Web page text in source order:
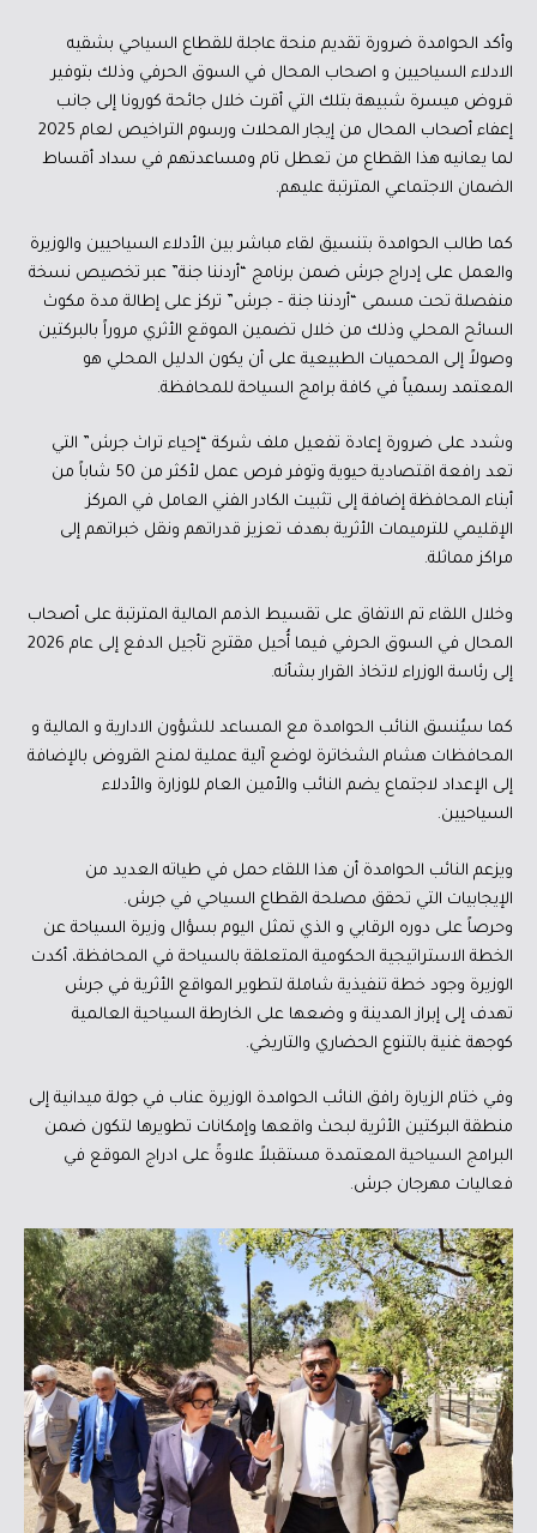
وأكد الحوامدة ضرورة تقديم منحة عاجلة للقطاع السياحي بشقيه
الادلاء السياحيين و اصحاب المحال في السوق الحرفي وذلك بتوفير
قروض ميسرة شبيهة بتلك التي أقرت خلال جائحة كورونا إلى جانب
إعفاء أصحاب المحال من إيجار المحلات ورسوم التراخيص لعام 2025
لما يعانيه هذا القطاع من تعطل تام ومساعدتهم في سداد أقساط
الضمان الاجتماعي المترتبة عليهم.
كما طالب الحوامدة بتنسيق لقاء مباشر بين الأدلاء السياحيين والوزيرة
والعمل على إدراج جرش ضمن برنامج “أردننا جنة” عبر تخصيص نسخة
منفصلة تحت مسمى “أردننا جنة – جرش” تركز على إطالة مدة مكوث
السائح المحلي وذلك من خلال تضمين الموقع الأثري مروراً بالبركتين
وصولاً إلى المحميات الطبيعية على أن يكون الدليل المحلي هو
المعتمد رسمياً في كافة برامج السياحة للمحافظة.
وشدد على ضرورة إعادة تفعيل ملف شركة “إحياء تراث جرش” التي
تعد رافعة اقتصادية حيوية وتوفر فرص عمل لأكثر من 50 شاباً من
أبناء المحافظة إضافة إلى تثبيت الكادر الفني العامل في المركز
الإقليمي للترميمات الأثرية بهدف تعزيز قدراتهم ونقل خبراتهم إلى
مراكز مماثلة.
وخلال اللقاء تم الاتفاق على تقسيط الذمم المالية المترتبة على أصحاب
المحال في السوق الحرفي فيما أُحيل مقترح تأجيل الدفع إلى عام 2026
إلى رئاسة الوزراء لاتخاذ القرار بشأنه.
كما سيُنسق النائب الحوامدة مع المساعد للشؤون الادارية و المالية و
المحافظات هشام الشخاترة لوضع آلية عملية لمنح القروض بالإضافة
إلى الإعداد لاجتماع يضم النائب والأمين العام للوزارة والأدلاء
السياحيين.
ويزعم النائب الحوامدة أن هذا اللقاء حمل في طياته العديد من
الإيجابيات التي تحقق مصلحة القطاع السياحي في جرش.
وحرصاً على دوره الرقابي و الذي تمثل اليوم بسؤال وزيرة السياحة عن
الخطة الاستراتيجية الحكومية المتعلقة بالسياحة في المحافظة، أكدت
الوزيرة وجود خطة تنفيذية شاملة لتطوير المواقع الأثرية في جرش
تهدف إلى إبراز المدينة و وضعها على الخارطة السياحية العالمية
كوجهة غنية بالتنوع الحضاري والتاريخي.
وفي ختام الزيارة رافق النائب الحوامدة الوزيرة عناب في جولة ميدانية إلى
منطقة البركتين الأثرية لبحث واقعها وإمكانات تطويرها لتكون ضمن
البرامج السياحية المعتمدة مستقبلاً علاوةً على ادراج الموقع في
فعاليات مهرجان جرش.